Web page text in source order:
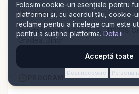
Folosim cookie-uri esențiale pentru
platformei și, cu acordul tău, cookie-
reclame pentru a înțelege cum este
pentru a susține platforma. Detalii
Acceptă toate
Doar necesare ·
ADRESĂ
Strada Sovata Nr.52, Bl.C6, 410298
Oradea, Bihor